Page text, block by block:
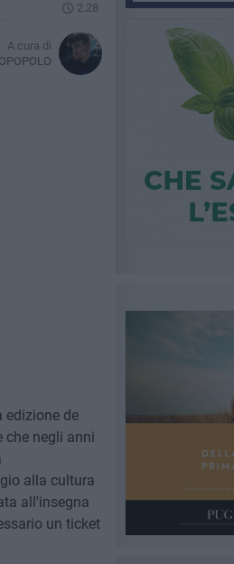
2.28
A cura di
edizione de
che negli anni
alla cultura
all'insegna
un ticket